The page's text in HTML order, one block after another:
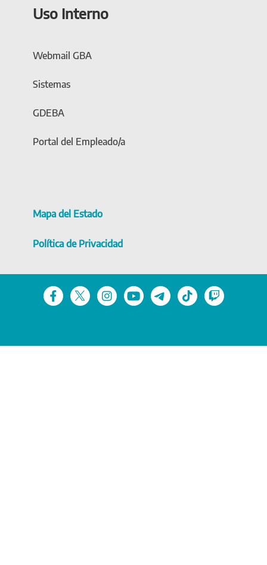
Uso Interno
Webmail GBA
Sistemas
GDEBA
Portal del Empleado/a
Mapa del Estado
Política de Privacidad